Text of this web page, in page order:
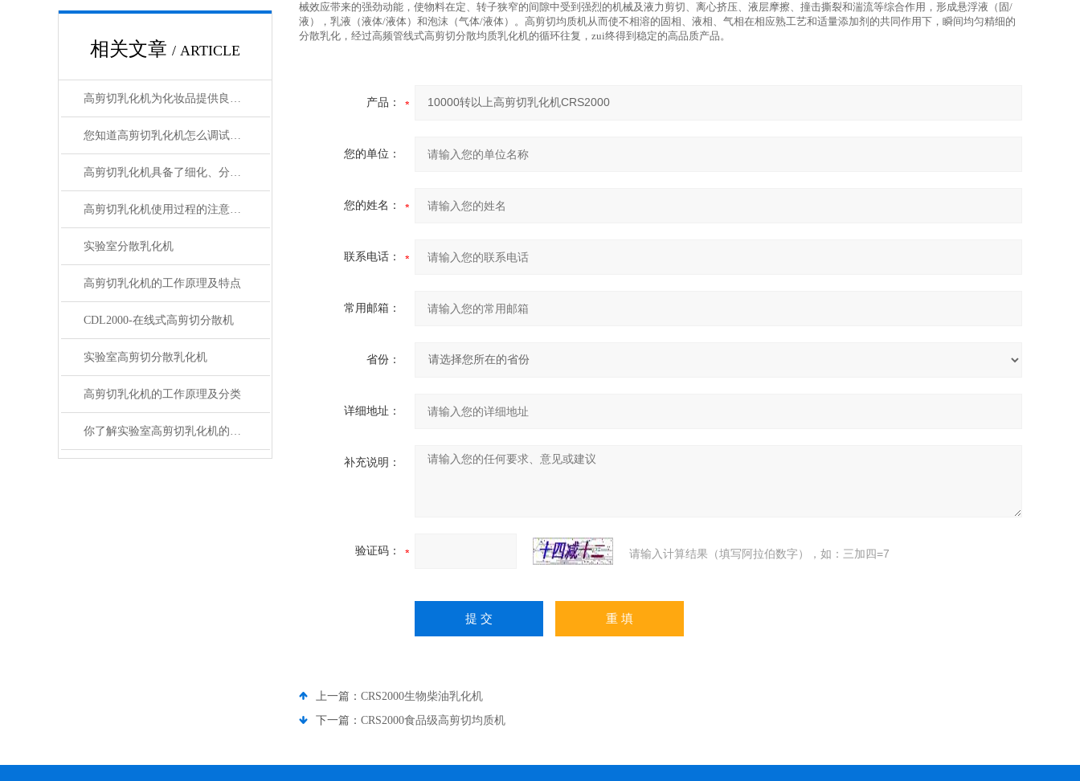
相关文章 / ARTICLE
高剪切乳化机为化妆品提供良好的均质效果
您知道高剪切乳化机怎么调试吗？
高剪切乳化机具备了细化、分散和均质的功能
高剪切乳化机使用过程的注意事项
实验室分散乳化机
高剪切乳化机的工作原理及特点
CDL2000-在线式高剪切分散机
实验室高剪切分散乳化机
高剪切乳化机的工作原理及分类
你了解实验室高剪切乳化机的原理与工作过程吗
械效应带来的强劲动能，使物料在定、转子狭窄的间隙中受到强烈的机械及液力剪切、离心挤压、液层摩擦、撞击撕裂和湍流等综合作用，形成悬浮液（固/
液），乳液（液体/液体）和泡沫（气体/液体）。高剪切均质机从而使不相溶的固相、液相、气相在相应熟工艺和适量添加剂的共同作用下，瞬间均匀精细的
分散乳化，经过高频管线式高剪切分散均质乳化机的循环往复，zui终得到稳定的高品质产品。
产品：
您的单位：
您的姓名：
联系电话：
常用邮箱：
省份：
详细地址：
补充说明：
验证码： 请输入计算结果（填写阿拉伯数字），如：三加四=7
上一篇： CRS2000生物柴油乳化机
下一篇： CRS2000食品级高剪切均质机